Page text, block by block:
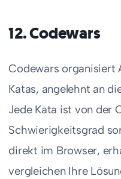
12. Codewars
Codewars organisiert
Katas, angelehnt an
Jede Kata ist von der
Schwierigkeitsgrad
direkt im Browser,
vergleichen Ihre